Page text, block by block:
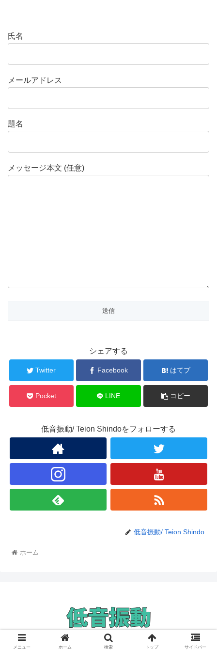
氏名
メールアドレス
題名
メッセージ本文 (任意)
シェアする
Twitter Facebook はてブ
Pocket LINE コピー
低音振動/ Teion Shindoをフォローする
低音振動/ Teion Shindo
ホーム
© 2019 低音振動.
メニュー ホーム 検索 トップ サイドバー